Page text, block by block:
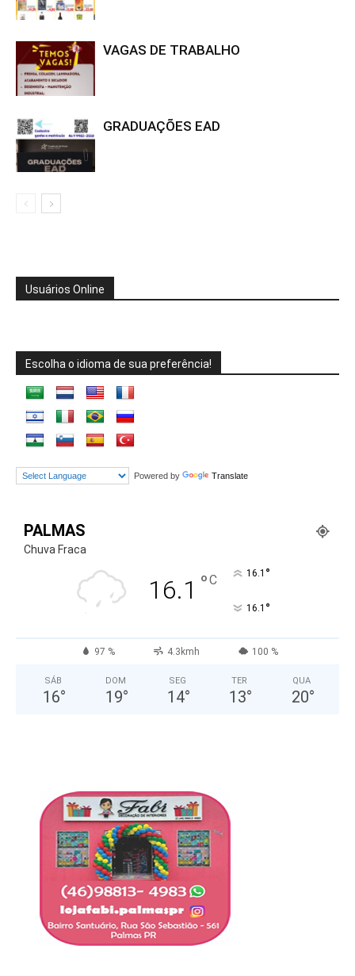
VAGAS DE TRABALHO
GRADUAÇÕES EAD
Usuários Online
Escolha o idioma de sua preferência!
Powered by Translate
PALMAS
Chuva Fraca
16.1 °C 16.1 °
16.1 °
97 % 4.3kmh 100 %
SÁB
16°
DOM
19°
SEG
14°
TER
13°
QUA
20°